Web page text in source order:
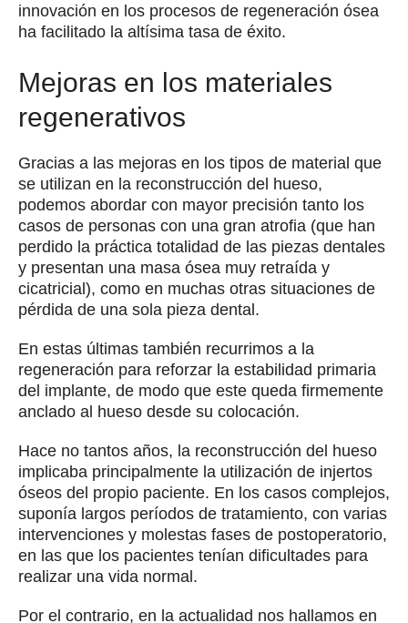
innovación en los procesos de regeneración ósea
ha facilitado la altísima tasa de éxito.
Mejoras en los materiales
regenerativos
Gracias a las mejoras en los tipos de material que
se utilizan en la reconstrucción del hueso,
podemos abordar con mayor precisión tanto los
casos de personas con una gran atrofia (que han
perdido la práctica totalidad de las piezas dentales
y presentan una masa ósea muy retraída y
cicatricial), como en muchas otras situaciones de
pérdida de una sola pieza dental.
En estas últimas también recurrimos a la
regeneración para reforzar la estabilidad primaria
del implante, de modo que este queda firmemente
anclado al hueso desde su colocación.
Hace no tantos años, la reconstrucción del hueso
implicaba principalmente la utilización de injertos
óseos del propio paciente. En los casos complejos,
suponía largos períodos de tratamiento, con varias
intervenciones y molestas fases de postoperatorio,
en las que los pacientes tenían dificultades para
realizar una vida normal.
Por el contrario, en la actualidad nos hallamos en